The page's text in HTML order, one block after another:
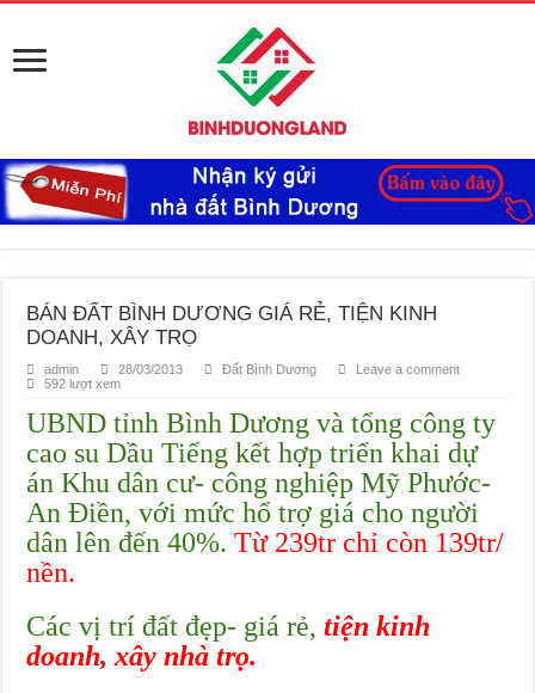
BÁN ĐẤT BÌNH DƯƠNG GIÁ RẺ, TIỆN KINH
DOANH, XÂY TRỌ
admin 28/03/2013 Đất Bình Dương
Leave a comment
592 lượt xem
UBND tỉnh Bình Dương và tổng công ty
cao su Dầu Tiếng kết hợp triển khai dự
án Khu dân cư- công nghiệp Mỹ Phước-
An Điền, với mức hổ trợ giá cho người
dân lên đến 40%.Từ 239tr chỉ còn 139tr/
nền.
Các vị trí đất đẹp- giá rẻ, tiện kinh
doanh, xây nhà trọ.